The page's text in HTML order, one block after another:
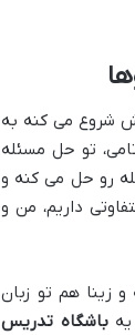
شروع می کنه به
تو حل مسئله
رو حل می کنه و
داریم، من و
زینا هم تو زبان
یهباشگاه تدریس